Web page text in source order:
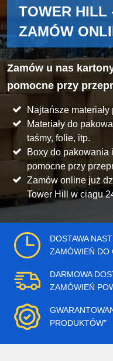
TOWER HILL
ZAMÓW
Zamów u nas
pomocne przy
Najtańsze
Materiały do
taśmy, folie, itp.
Boxy do pakowania
pomocne przy
Zamów online już
Tower Hill w ciagu
DOSTAWA
ZAMÓWIEŃ DO
DARMOWA
ZAMÓWIEŃ
PRODUKTÓW"